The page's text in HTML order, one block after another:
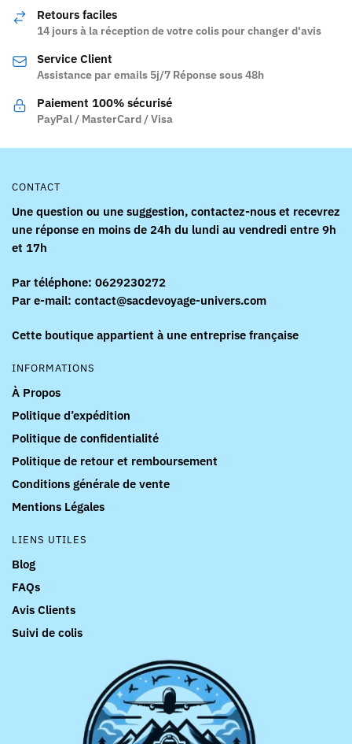
peuvent
choisies
sur
la
page
être
sur
Retours faciles
14 jours à la réception de votre colis pour changer d'avis
Service Client
Assistance par emails 5j/7 Réponse sous 48h
Paiement 100% sécurisé
PayPal / MasterCard / Visa
CONTACT
Une question ou une suggestion, contactez-nous et recevrez
une réponse en moins de 24h du lundi au vendredi entre 9h
et 17h
Par téléphone: 0629230272
Par e-mail: contact@sacdevoyage-univers.com
Cette boutique appartient à une entreprise française
INFORMATIONS
À Propos
Politique d’expédition
Politique de confidentialité
Politique de retour et remboursement
Conditions générale de vente
Mentions Légales
LIENS UTILES
Blog
FAQs
Avis Clients
Suivi de colis